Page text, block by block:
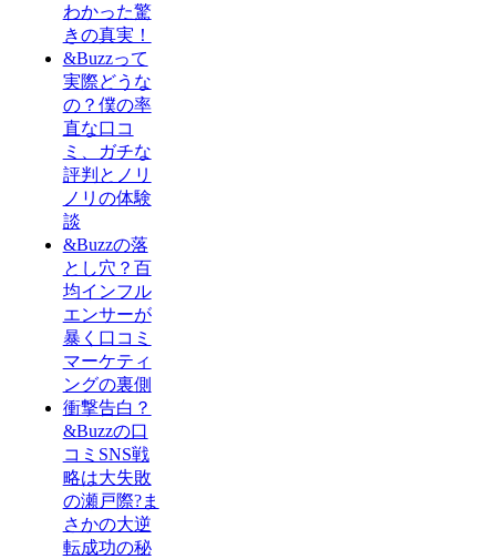
わかった驚
きの真実！
&Buzzって
実際どうな
の？僕の率
直な口コ
ミ、ガチな
評判とノリ
ノリの体験
談
&Buzzの落
とし穴？百
均インフル
エンサーが
暴く口コミ
マーケティ
ングの裏側
衝撃告白？
&Buzzの口
コミSNS戦
略は大失敗
の瀬戸際?ま
さかの大逆
転成功の秘